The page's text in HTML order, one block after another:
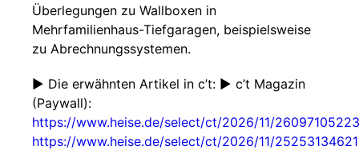
Überlegungen zu Wallboxen in
Mehrfamilienhaus-Tiefgaragen, beispielsweise
zu Abrechnungssystemen.
► Die erwähnten Artikel in c’t: ► c’t Magazin
(Paywall):
https://www.heise.de/select/ct/2026/11/
https://www.heise.de/select/ct/2026/11/